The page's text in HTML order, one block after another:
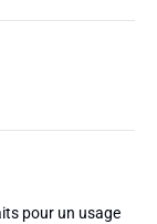
pour un usage